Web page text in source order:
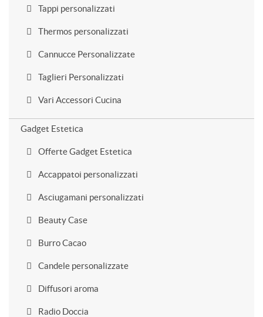
Tappi personalizzati
Thermos personalizzati
Cannucce Personalizzate
Taglieri Personalizzati
Vari Accessori Cucina
Gadget Estetica
Offerte Gadget Estetica
Accappatoi personalizzati
Asciugamani personalizzati
Beauty Case
Burro Cacao
Candele personalizzate
Diffusori aroma
Radio Doccia